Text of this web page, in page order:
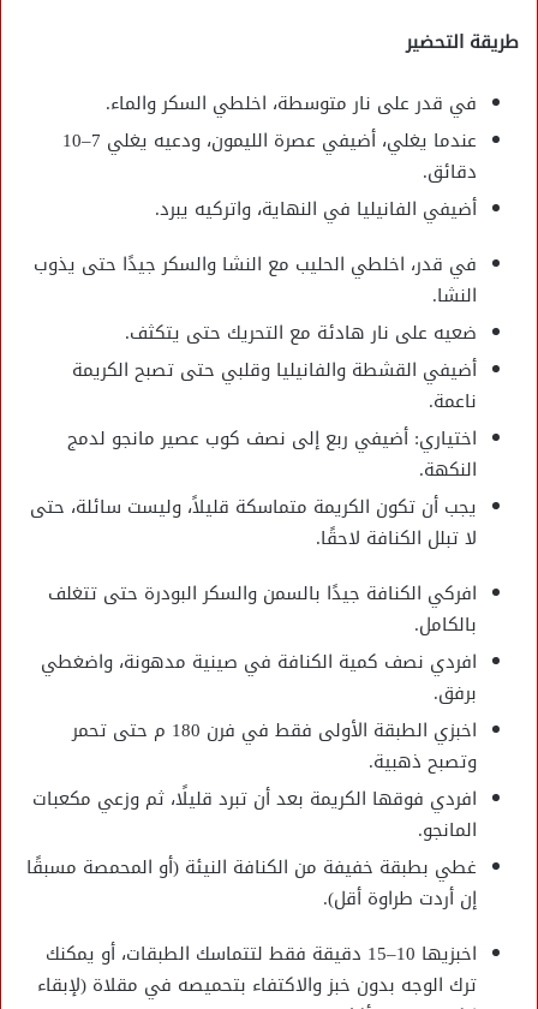
طريقة التحضير
في قدر على نار متوسطة، اخلطي السكر والماء.
عندما يغلي، أضيفي عصرة الليمون، ودعيه يغلي 7–10
دقائق.
أضيفي الفانيليا في النهاية، واتركيه يبرد.
في قدر، اخلطي الحليب مع النشا والسكر جيدًا حتى يذوب
النشا.
ضعيه على نار هادئة مع التحريك حتى يتكثف.
أضيفي القشطة والفانيليا وقلبي حتى تصبح الكريمة
ناعمة.
اختياري: أضيفي ربع إلى نصف كوب عصير مانجو لدمج
النكهة.
يجب أن تكون الكريمة متماسكة قليلاً، وليست سائلة، حتى
لا تبلل الكنافة لاحقًا.
افركي الكنافة جيدًا بالسمن والسكر البودرة حتى تتغلف
بالكامل.
افردي نصف كمية الكنافة في صينية مدهونة، واضغطي
برفق.
اخبزي الطبقة الأولى فقط في فرن 180 م حتى تحمر
وتصبح ذهبية.
افردي فوقها الكريمة بعد أن تبرد قليلًا، ثم وزعي مكعبات
المانجو.
غطي بطبقة خفيفة من الكنافة النيئة (أو المحمصة مسبقًا
إن أردت طراوة أقل).
اخبزيها 10–15 دقيقة فقط لتتماسك الطبقات، أو يمكنك
ترك الوجه بدون خبز والاكتفاء بتحميصه في مقلاة (لإبقاء